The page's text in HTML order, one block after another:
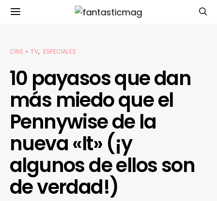
CINE + TV ESPECIALES
10 payasos que dan
más miedo que el
Pennywise de la
nueva «It» (¡y
algunos de ellos son
de verdad!)